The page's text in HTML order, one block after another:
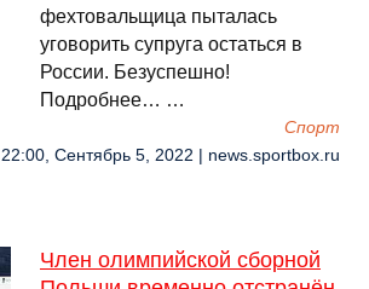
фехтовальщица пыталась
уговорить супруга остаться в
России. Безуспешно!
Подробнее… …
Спорт
22:00, Сентябрь 5, 2022 | news.sportbox.ru
Член олимпийской сборной